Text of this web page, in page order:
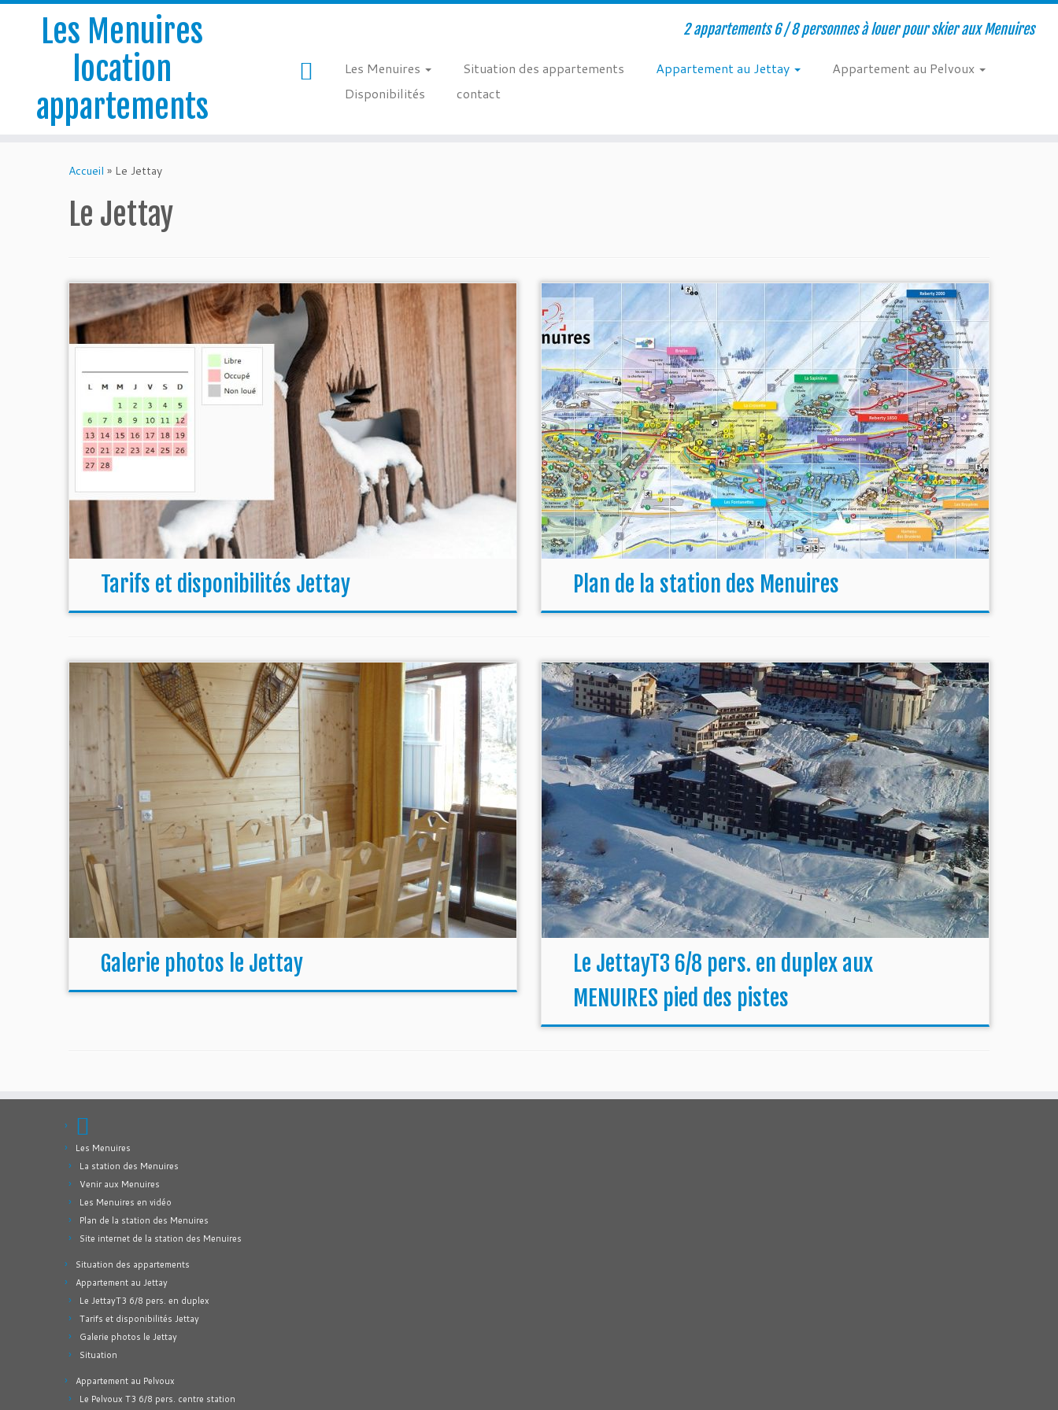
Les Menuires
location
appartements
2 appartements 6 / 8 personnes à louer pour skier aux Menuires
Les Menuires Situation des appartements Appartement au Jettay
Appartement au Pelvoux
Disponibilités
contact
Accueil » Le Jettay
Le Jettay
Tarifs et disponibilités Jettay Plan de la station des Menuires
Galerie photos le Jettay
Le JettayT3 6/8 pers. en duplex aux
MENUIRES pied des pistes
Les Menuires
La station des Menuires
Venir aux Menuires
Les Menuires en vidéo
Plan de la station des Menuires
Site internet de la station des Menuires
Situation des appartements
Appartement au Jettay
Le JettayT3 6/8 pers. en duplex
Tarifs et disponibilités Jettay
Galerie photos le Jettay
Situation
Appartement au Pelvoux
Le Pelvoux T3 6/8 pers. centre station